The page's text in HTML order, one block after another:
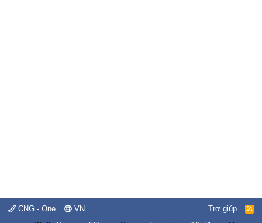
CNG - One VN Trợ giúp
R